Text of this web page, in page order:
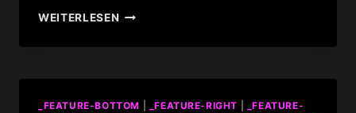
WEITERLESENQUEERBOOT
_FEATURE-BOTTOM _FEATURE-RIGHT
_FEATURE-